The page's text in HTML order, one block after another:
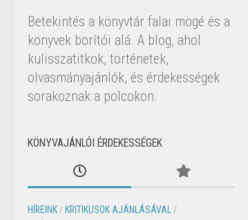
Betekintés a könyvtár falai mögé és a
könyvek borítói alá. A blog, ahol
kulisszatitkok, történetek,
olvasmányajánlók, és érdekességek
sorakoznak a polcokon.
KÖNYVAJÁNLÓI ÉRDEKESSÉGEK
HÍREINK / KRITIKUSOK AJÁNLÁSÁVAL
/